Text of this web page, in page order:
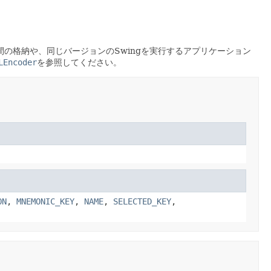
の格納や、同じバージョンのSwingを実行するアプリケーション
を参照してください。
, MNEMONIC_KEY, NAME, SELECTED_KEY,